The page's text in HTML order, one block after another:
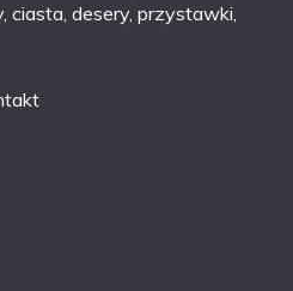
ciasta, desery, przystawki,